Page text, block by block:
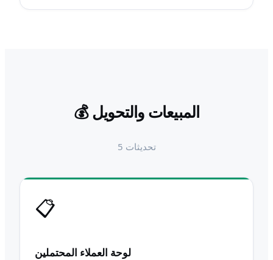
💰المبيعات والتحويل
5 تحديثات
📋
لوحة العملاء المحتملين